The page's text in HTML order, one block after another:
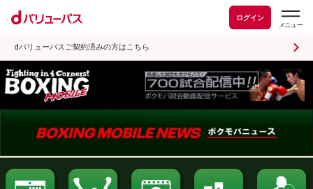
ログイン
dバリューパスご契約済みの方はこちら